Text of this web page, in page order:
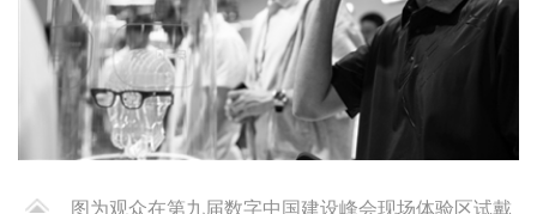
图为观众在第九届数字中国建设峰会现场体验区试戴